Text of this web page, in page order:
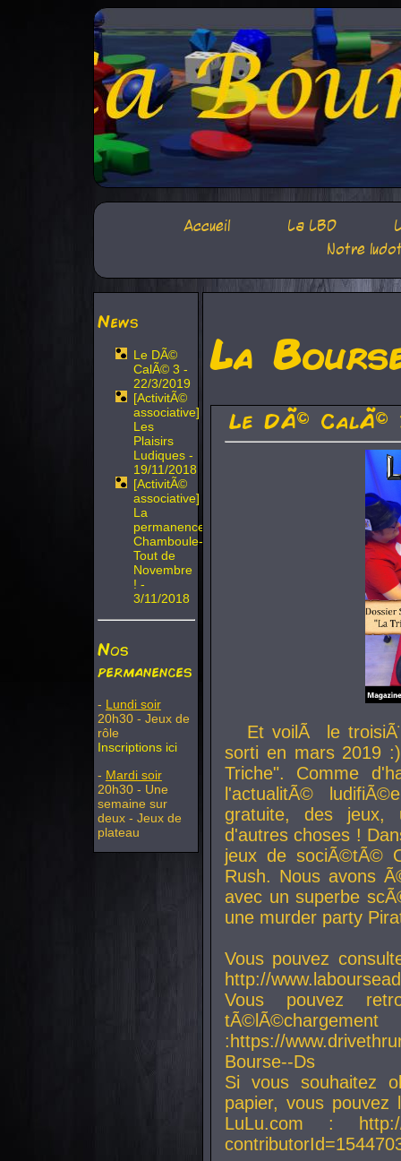
Accueil La LBD
Notre
News
Le DÃ©
CalÃ© 3 -
22/3/2019
[ActivitÃ©
associative]
Les
Plaisirs
Ludiques -
19/11/2018
[ActivitÃ©
associative]
La
permanence
Chamboule-
Tout de
Novembre
! -
3/11/2018
Nos
permanences
- Lundi soir
20h30 - Jeux de
rôle
Inscriptions ici
- Mardi soir
20h30 - Une
semaine sur
deux - Jeux de
plateau
La
Le DÃ© CalÃ©
Et voilÃ le
sorti en mars 2019
Triche". Comme
l'actualitÃ©
gratuite, des jeux,
d'autres choses !
jeux de sociÃ©tÃ©
Rush. Nous avons
avec un superbe
une murder party
Vous pouvez
http://
Vous pouvez
:https://
Bourse--Ds
Si vous souhaitez
papier, vous
LuLu.com : http://